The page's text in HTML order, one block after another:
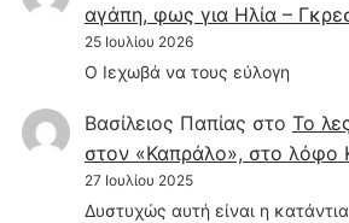
αγάπη, φως για Ηλία –
25 Ιουλίου 2026
Ο Ιεχωβά να τους εύλογη
Βασίλειος Παπίας στο Το
στον «Καπράλο», στο λόφο
27 Ιουλίου 2025
Δυστυχώς αυτή είναι η